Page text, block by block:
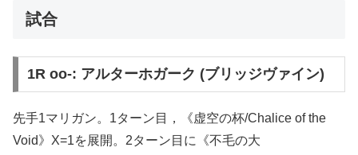
試合
1R oo-: アルターホガーク (ブリッジヴァイン)
先手1マリガン。1ターン目，《虚空の杯/Chalice of the
Void》X=1を展開。2ターン目に《不毛の大